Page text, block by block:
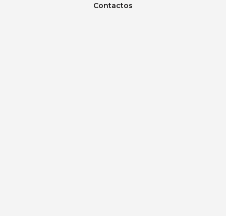
Contactos